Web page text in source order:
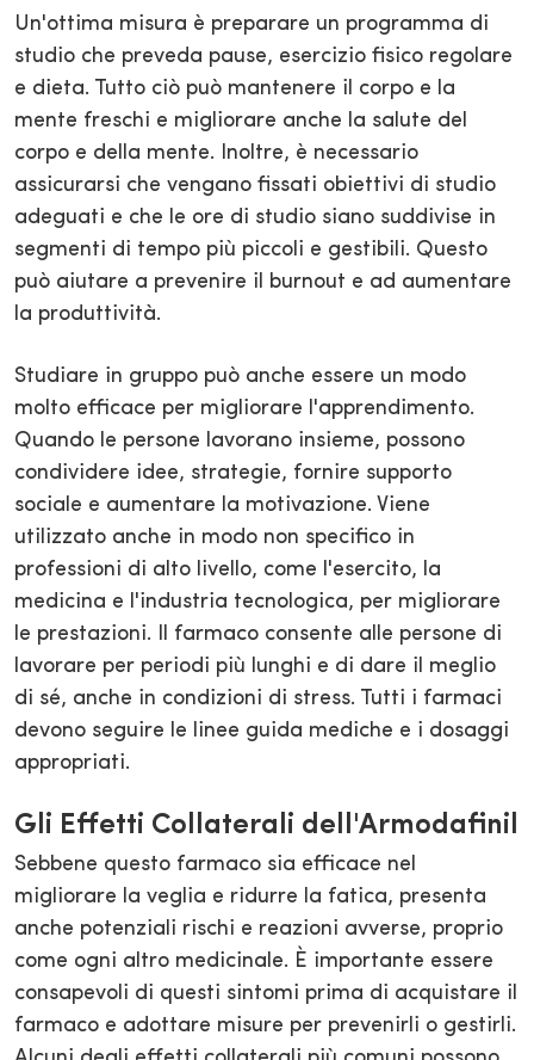
Un'ottima misura è preparare un programma di
studio che preveda pause, esercizio fisico regolare
e dieta. Tutto ciò può mantenere il corpo e la
mente freschi e migliorare anche la salute del
corpo e della mente. Inoltre, è necessario
assicurarsi che vengano fissati obiettivi di studio
adeguati e che le ore di studio siano suddivise in
segmenti di tempo più piccoli e gestibili. Questo
può aiutare a prevenire il burnout e ad aumentare
la produttività.
Studiare in gruppo può anche essere un modo
molto efficace per migliorare l'apprendimento.
Quando le persone lavorano insieme, possono
condividere idee, strategie, fornire supporto
sociale e aumentare la motivazione. Viene
utilizzato anche in modo non specifico in
professioni di alto livello, come l'esercito, la
medicina e l'industria tecnologica, per migliorare
le prestazioni. Il farmaco consente alle persone di
lavorare per periodi più lunghi e di dare il meglio
di sé, anche in condizioni di stress. Tutti i farmaci
devono seguire le linee guida mediche e i dosaggi
appropriati.
Gli Effetti Collaterali dell'Armodafinil
Sebbene questo farmaco sia efficace nel
migliorare la veglia e ridurre la fatica, presenta
anche potenziali rischi e reazioni avverse, proprio
come ogni altro medicinale. È importante essere
consapevoli di questi sintomi prima di acquistare il
farmaco e adottare misure per prevenirli o gestirli.